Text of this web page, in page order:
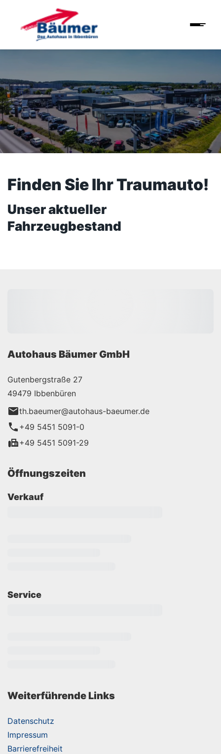
Finden Sie Ihr Traumauto!
Unser aktueller
Fahrzeugbestand
Autohaus Bäumer GmbH
Gutenbergstraße 27
49479 Ibbenbüren
th.baeumer@autohaus-baeumer.de
+49 5451 5091-0
+49 5451 5091-29
Öffnungszeiten
Verkauf
Service
Weiterführende Links
Datenschutz
Impressum
Barrierefreiheit